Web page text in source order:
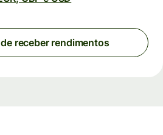
receber rendimentos